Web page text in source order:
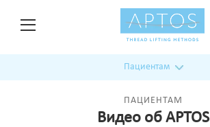
Пациентам
ПАЦИЕНТАМ
Видео об APTOS